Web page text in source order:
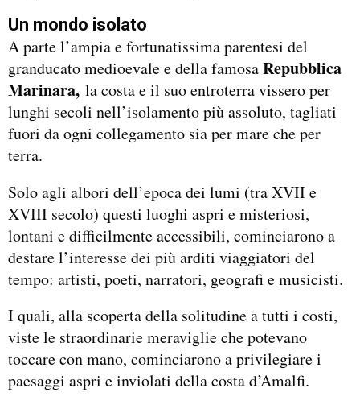
Un mondo isolato
A parte l’ampia e fortunatissima parentesi del
granducato medioevale e della famosaRepubblica
Marinara, la costa e il suo entroterra vissero per
lunghi secoli nell’isolamento più assoluto, tagliati
fuori da ogni collegamento sia per mare che per
terra.
Solo agli albori dell’epoca dei lumi (tra XVII e
XVIII secolo) questi luoghi aspri e misteriosi,
lontani e difficilmente accessibili, cominciarono a
destare l’interesse dei più arditi viaggiatori del
tempo: artisti, poeti, narratori, geografi e musicisti.
I quali, alla scoperta della solitudine a tutti i costi,
viste le straordinarie meraviglie che potevano
toccare con mano, cominciarono a privilegiare i
paesaggi aspri e inviolati della costa d’Amalfi.